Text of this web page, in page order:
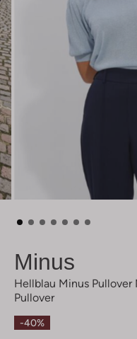
Minus
Hellblau Minus
Pullover
-40%